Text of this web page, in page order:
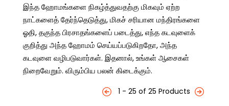
இந்த ஹோமங்களை நிகழ்த்துவதற்கு மிகவும் ஏற்ற
நாட்களைத் தேர்ந்தெடுத்து, மிகச் சரியான மந்திரங்களை
ஓதி, தகுந்த பிரசாதங்களைப் படைத்து, எந்த கடவுளைக்
குறித்து அந்த ஹோமம் செய்யப்படுகிறதோ, அந்த
கடவுளை வழிபடுவார்கள். இதனால், உங்கள் ஆசைகள்
நிறைவேறும். விரும்பிய பலன் கிடைக்கும்.
1 - 25 of 25 Products